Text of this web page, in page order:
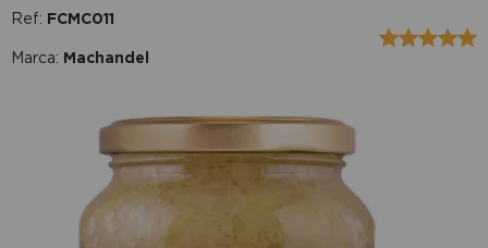
Ref: FCMC011
Marca: Machandel